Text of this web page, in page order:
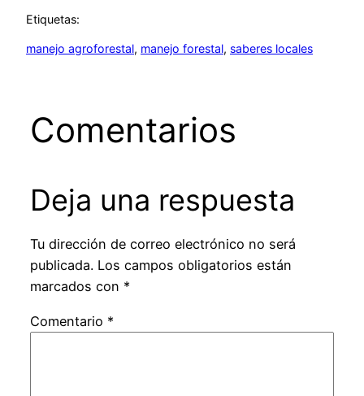
Etiquetas:
manejo agroforestal, manejo forestal, saberes locales
Comentarios
Deja una respuesta
Tu dirección de correo electrónico no será
publicada. Los campos obligatorios están
marcados con *
Comentario *